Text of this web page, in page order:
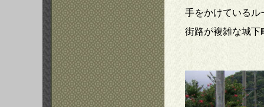
手をかけているル
街路が複雑な城下